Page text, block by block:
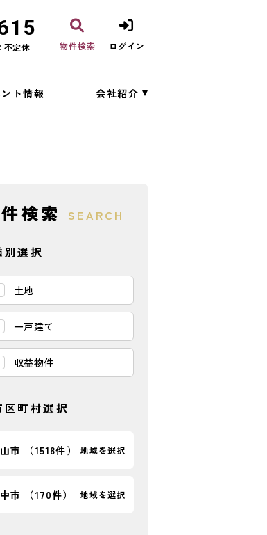
不定休 物件検索 ログイン
ト情報 会社紹介
検索 SEARCH
別選択
土地
一戸建て
収益物件
区町村選択
市 （1518件） 地域を選択
市 （170件） 地域を選択